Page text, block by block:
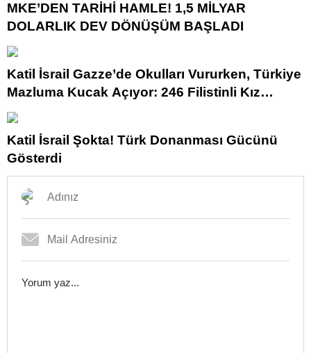
MKE’DEN TARİHİ HAMLE! 1,5 MİLYAR
DOLARLIK DEV DÖNÜŞÜM BAŞLADI
Katil İsrail Gazze’de Okulları Vururken, Türkiye
Mazluma Kucak Açıyor: 246 Filistinli Kız
Öğrenci Emin Ellerde!
Katil İsrail Şokta! Türk Donanması Gücünü
Gösterdi